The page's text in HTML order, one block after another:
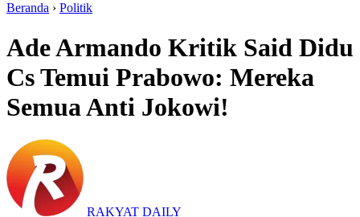
Beranda › Politik
Ade Armando Kritik Said Didu
Cs Temui Prabowo: Mereka
Semua Anti Jokowi!
RAKYAT DAILY